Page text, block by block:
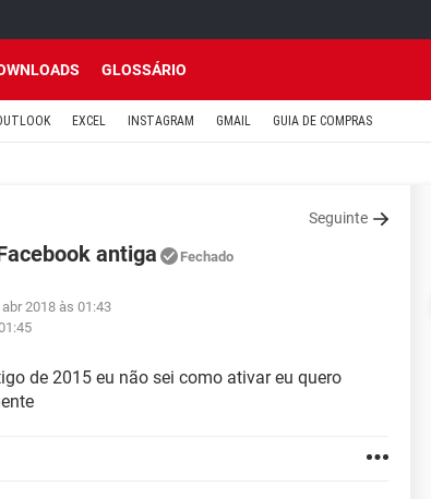
GLOSSÁRIO
EXCEL INSTAGRAM GMAIL GUIA DE COMPRAS
Seguinte
antiga Fechado
2018 às 01:43
de 2015 eu não sei como ativar eu quero